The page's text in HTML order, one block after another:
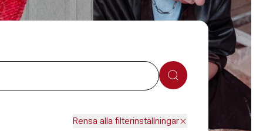
Sök
Rensa alla filterinställningar